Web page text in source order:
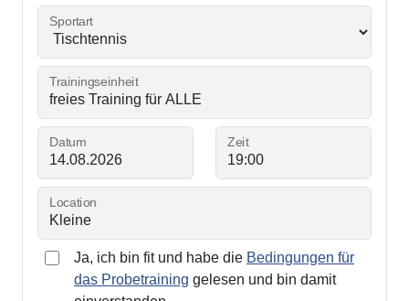
Sportart
Trainingseinheit
Datum Zeit
Location
Ja, ich bin fit und habe die Bedingungen für
das Probetraining gelesen und bin damit